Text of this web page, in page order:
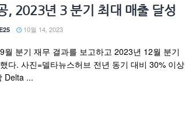
, 2023년 3 분기 최대 매출 달성
10월 14, 2023
월 분기 재무 결과를 보고하고 2023년 12월 분기
다. 사진=델타뉴스허브 전년 동기 대비 30% 이상
Delta ...